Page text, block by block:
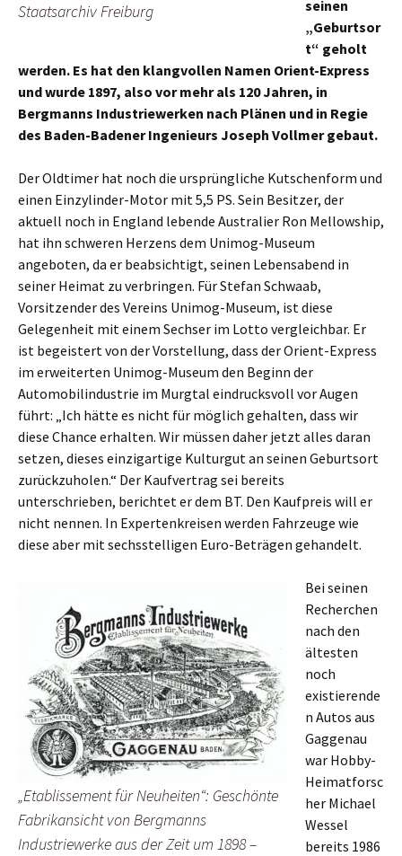
Staatsarchiv Freiburg
seinen
„Geburtsor
t“ geholt
werden. Es hat den klangvollen Namen Orient-Express
und wurde 1897, also vor mehr als 120 Jahren, in
Bergmanns Industriewerken nach Plänen und in Regie
des Baden-Badener Ingenieurs Joseph Vollmer gebaut.
Der Oldtimer hat noch die ursprüngliche Kutschenform und
einen Einzylinder-Motor mit 5,5 PS. Sein Besitzer, der
aktuell noch in England lebende Australier Ron Mellowship,
hat ihn schweren Herzens dem Unimog-Museum
angeboten, da er beabsichtigt, seinen Lebensabend in
seiner Heimat zu verbringen. Für Stefan Schwaab,
Vorsitzender des Vereins Unimog-Museum, ist diese
Gelegenheit mit einem Sechser im Lotto vergleichbar. Er
ist begeistert von der Vorstellung, dass der Orient-Express
im erweiterten Unimog-Museum den Beginn der
Automobilindustrie im Murgtal eindrucksvoll vor Augen
führt: „Ich hätte es nicht für möglich gehalten, dass wir
diese Chance erhalten. Wir müssen daher jetzt alles daran
setzen, dieses einzigartige Kulturgut an seinen Geburtsort
zurückzuholen.“ Der Kaufvertrag sei bereits
unterschrieben, berichtet er dem BT. Den Kaufpreis will er
nicht nennen. In Expertenkreisen werden Fahrzeuge wie
diese aber mit sechsstelligen Euro-Beträgen gehandelt.
„Etablissement für Neuheiten“: Geschönte
Fabrikansicht von Bergmanns
Industriewerke aus der Zeit um 1898 –
Bei seinen
Recherchen
nach den
ältesten
noch
existierende
n Autos aus
Gaggenau
war Hobby-
Heimatforsc
her Michael
Wessel
bereits 1986